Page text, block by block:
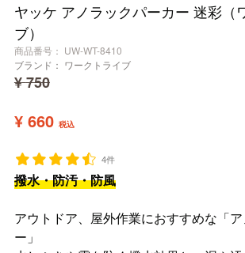
ヤッケ アノラックパーカー 迷彩（
ブ）
商品番号
UW-WT-8410
ブランド： ワークトライブ
¥750
¥ 660 税込
4件
撥水・防汚・防風
アウトドア、屋外作業におすすめな「
ー」